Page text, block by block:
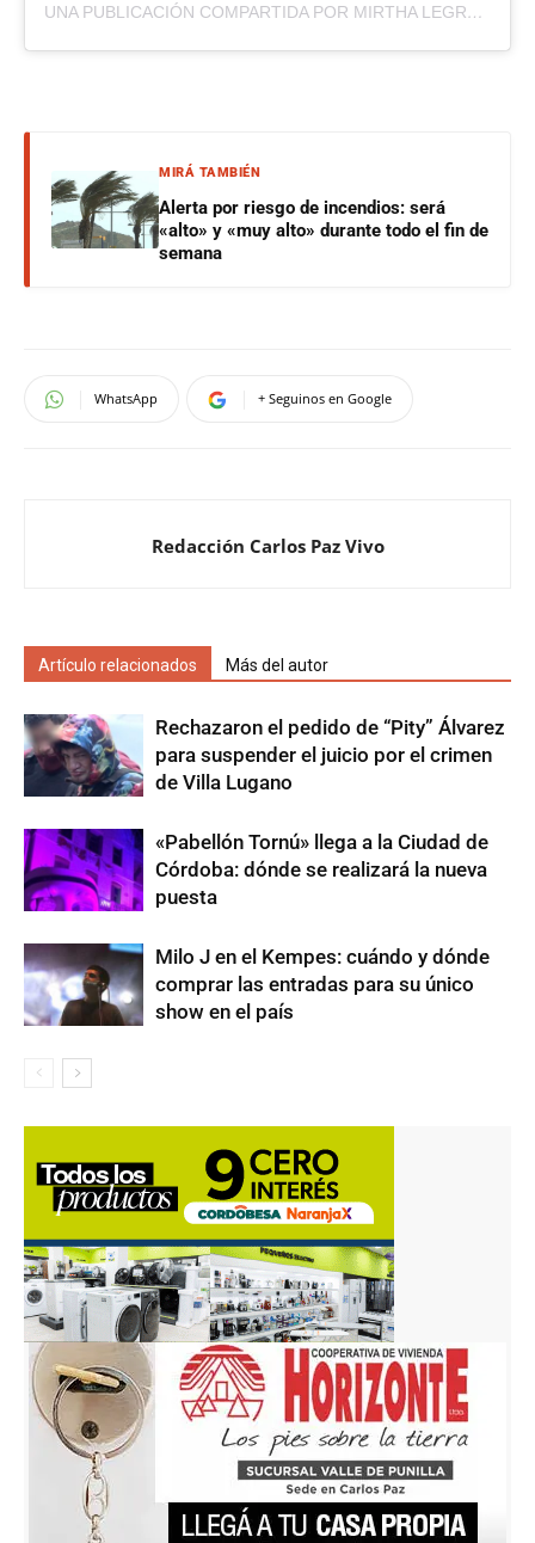
UNA PUBLICACIÓN COMPARTIDA POR MIRTHA LEGRAND (@MIRTHALEGRAND)
MIRÁ TAMBIÉN
Alerta por riesgo de incendios: será
«alto» y «muy alto» durante todo el fin de
semana
WhatsApp + Seguinos en Google
Redacción Carlos Paz Vivo
Artículo relacionados Más del autor
Rechazaron el pedido de “Pity” Álvarez
para suspender el juicio por el crimen
de Villa Lugano
«Pabellón Tornú» llega a la Ciudad de
Córdoba: dónde se realizará la nueva
puesta
Milo J en el Kempes: cuándo y dónde
comprar las entradas para su único
show en el país